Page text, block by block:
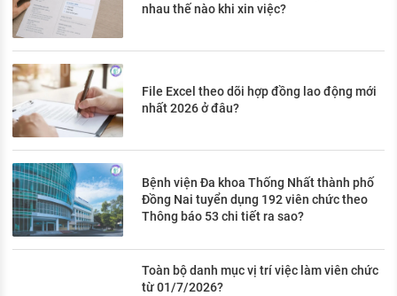
nhau thế nào khi xin việc?
File Excel theo dõi hợp đồng lao động mới
nhất 2026 ở đâu?
Bệnh viện Đa khoa Thống Nhất thành phố
Đồng Nai tuyển dụng 192 viên chức theo
Thông báo 53 chi tiết ra sao?
Toàn bộ danh mục vị trí việc làm viên chức
từ 01/7/2026?